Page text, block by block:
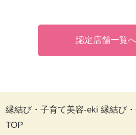
認定店舗一覧
縁結び・子育て美容-eki 縁結び
TOP